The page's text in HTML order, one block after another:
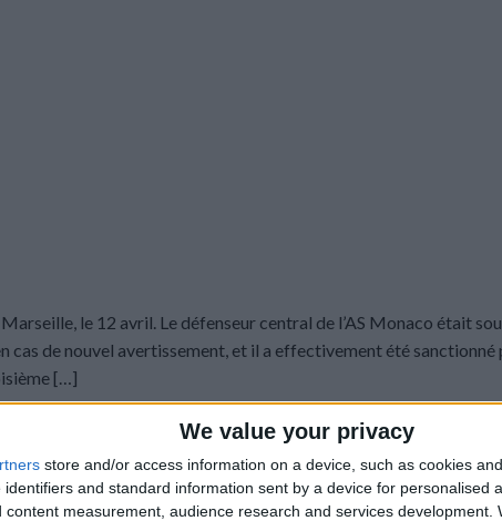
We value your privacy
store and/or access information on a device, such as cookies
and standard information sent by a device for personalised
content measurement, audience research and services development.
le 12 avril. Le défenseur central de l’AS Monaco était
cas de nouvel avertissement, et il a effectivement été sanctionné
[…]
CONTINUER LA LECTURE→
Mawissa Ligue 1 Monaco-Marseille